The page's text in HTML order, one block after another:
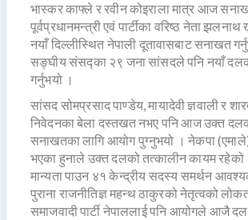
भास्कर काफ्ले र रवीन कोइराला मात्र आज
पूर्वप्रधानमन्त्री एवं पार्टीका वरिष्ठ नेता
नयाँ दिल्लीस्थित नेपाली दूतावासबाट सनाखत
सङ्घीय संसद्का २९ जना सांसदले पनि नयाँ
गर्नुभयो ।
सांसद सोमप्रसाद पाण्डेय, मायादेवी ज्ञवाली र
निवेदनका बेला दस्तखत नभए पनि आज उक्त
सनाखतका लागि आयोग पुग्नुभयो । नेकपा
भएका हुनाले उक्त दलको तत्कालीन कायम
मान्यता पाउन ४१ केन्द्रीय सदस्य समर्थन
पुराना राजनीतिज्ञ महन्थ ठाकुरको नेतृत्वको
समाजवादी पार्टी नेपाललाई पनि आयोगले आजै